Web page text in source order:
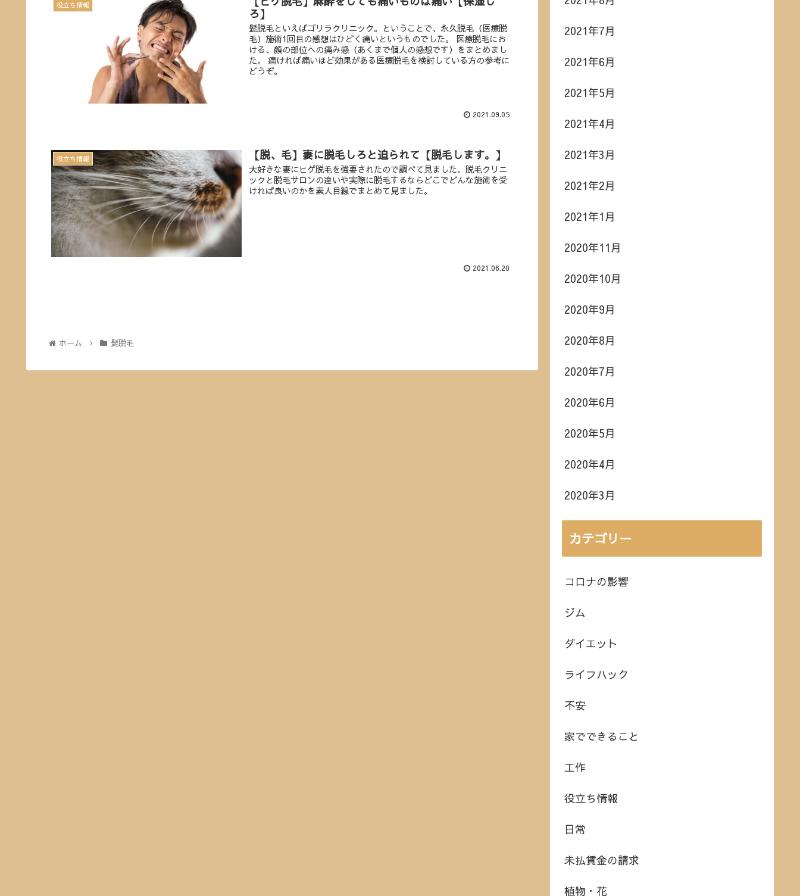
役立ち情報
ろ】
髭脱毛といえばゴリラクリニック。ということで、永久脱毛（医療脱
毛）施術1回目の感想はひどく痛いというものでした。 医療脱毛にお
ける、顔の部位への痛み感（あくまで個人の感想です）をまとめまし
た。 痛ければ痛いほど効果がある医療脱毛を検討している方の参考に
どうぞ。
2021.09.05
役立ち情報 【脱、毛】妻に脱毛しろと迫られて【脱毛します。】
大好きな妻にヒゲ脱毛を強要されたので調べて見ました。脱毛クリニ
ックと脱毛サロンの違いや実際に脱毛するならどこでどんな施術を受
ければ良いのかを素人目線でまとめて見ました。
2021.06.20
ホーム 髭脱毛
2021年7月
2021年6月
2021年5月
2021年4月
2021年3月
2021年2月
2021年1月
2020年11月
2020年10月
2020年9月
2020年8月
2020年7月
2020年6月
2020年5月
2020年4月
2020年3月
カテゴリー
コロナの影響
ジム
ダイエット
ライフハック
不安
家でできること
工作
役立ち情報
日常
未払賃金の請求
植物・花